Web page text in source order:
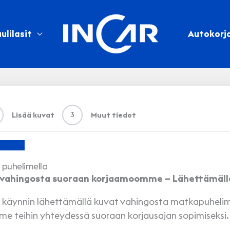
Lisää kuvat 3 Muut tiedot
suoraan korjaamoomme –
lähettämällä kuvat vahingosta
teihin yhteydessä suoraan korjausajan sopimiseksi.